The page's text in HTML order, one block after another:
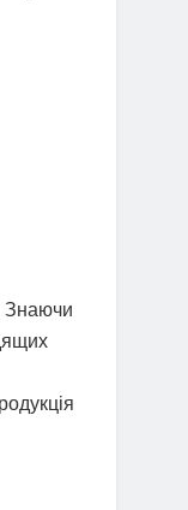
Знаючи